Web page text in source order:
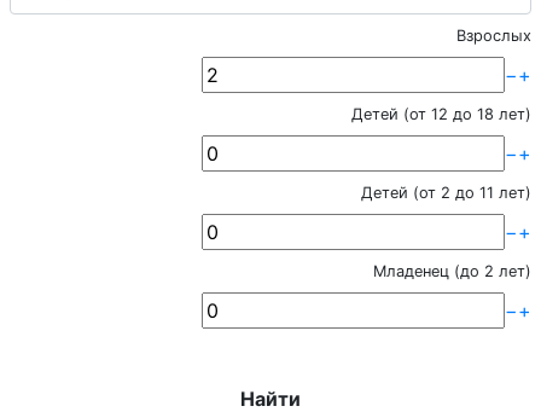
Взрослых
−+
Детей (от 12 до 18 лет)
−+
Детей (от 2 до 11 лет)
−+
Младенец (до 2 лет)
−+
Найти